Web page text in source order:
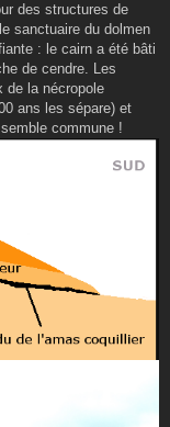
des structures de
sanctuaire du dolmen
: le cairn a été bâti
de cendre. Les
de la nécropole
ans les sépare) et
commune !